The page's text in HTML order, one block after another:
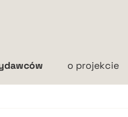
o projekcie